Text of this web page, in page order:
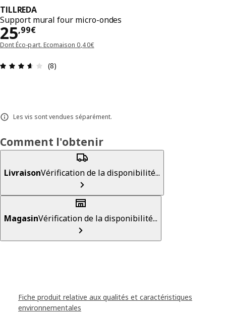
TILLREDA
Support mural four micro-ondes
25,99€
Prix 25,99€
Dont Éco-part. Ecomaison 0,40€
Avis: 3.6 sur 5 étoiles Nombre total d'avis: 8
(8)
Les vis sont vendues séparément.
Comment l'obtenir
LivraisonVérification de la disponibilité...
MagasinVérification de la disponibilité...
Fiche produit relative aux qualités et caractéristiques
environnementales